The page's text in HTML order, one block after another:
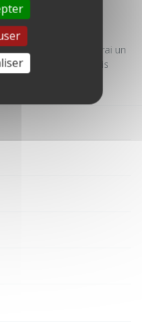
donc la partager serai un
particulier je suis